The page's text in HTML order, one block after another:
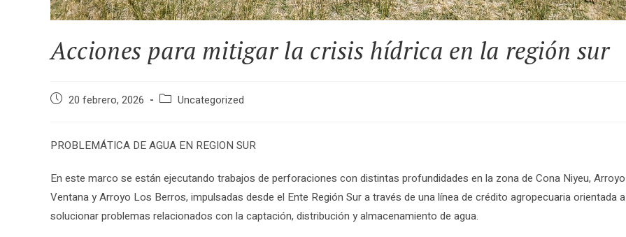
Acciones para mitigar la crisis hídrica en la región sur
Publicación
entrada:
20 febrero, 2026
Categoría
entrada:
Uncategorized
PROBLEMÁTICA DE AGUA EN REGION SUR
En este marco se están ejecutando trabajos de perforaciones con distintas profundidades en la zona de Cona Niyeu, Arroyo
Ventana y Arroyo Los Berros, impulsadas desde el Ente Región Sur a través de una línea de crédito agropecuaria orientada a
solucionar problemas relacionados con la captación, distribución y almacenamiento de agua.